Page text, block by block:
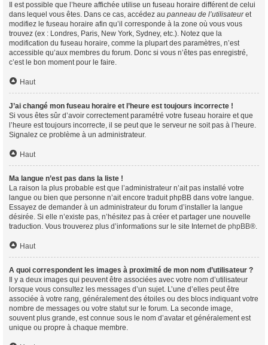
Il est possible que l’heure affichée utilise un fuseau horaire différent de celui
dans lequel vous êtes. Dans ce cas, accédez au panneau de l’utilisateuret
modifiez le fuseau horaire afin qu’il corresponde à la zone où vous vous
trouvez (ex : Londres, Paris, New York, Sydney, etc.). Notez que la
modification du fuseau horaire, comme la plupart des paramètres, n’est
accessible qu’aux membres du forum. Donc si vous n’êtes pas enregistré,
c’est le bon moment pour le faire.
Haut
J’ai changé mon fuseau horaire et l’heure est toujours incorrecte !
Si vous êtes sûr d’avoir correctement paramétré votre fuseau horaire et que
l’heure est toujours incorrecte, il se peut que le serveur ne soit pas à l’heure.
Signalez ce problème à un administrateur.
Haut
Ma langue n’est pas dans la liste !
La raison la plus probable est que l’administrateur n’ait pas installé votre
langue ou bien que personne n’ait encore traduit phpBB dans votre langue.
Essayez de demander à un administrateur du forum d’installer la langue
désirée. Si elle n’existe pas, n’hésitez pas à créer et partager une nouvelle
traduction. Vous trouverez plus d’informations sur le site Internet de phpBB®.
Haut
A quoi correspondent les images à proximité de mon nom d’utilisateur ?
Il y a deux images qui peuvent être associées avec votre nom d’utilisateur
lorsque vous consultez les messages d’un sujet. L’une d’elles peut être
associée à votre rang, généralement des étoiles ou des blocs indiquant votre
nombre de messages ou votre statut sur le forum. La seconde image,
souvent plus grande, est connue sous le nom d’avatar et généralement est
unique ou propre à chaque membre.